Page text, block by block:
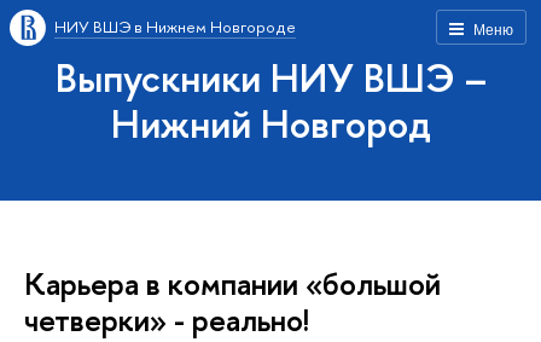
Меню
НИУ ВШЭ в Нижнем Новгороде
Выпускники НИУ ВШЭ –
Нижний Новгород
Карьера в компании «большой
четверки» - реально!